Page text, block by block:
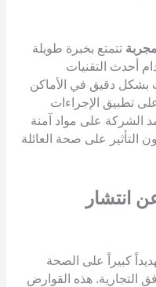
تتمتع بخبرة طويلة
أحدث التقنيات
بشكل دقيق في الأماكن
تطبيق الإجراءات
الشركة على مواد آمنة
التأثير على صحة العائلة
انتشار
كبيراً على الصحة
التجارية. هذه القوارض